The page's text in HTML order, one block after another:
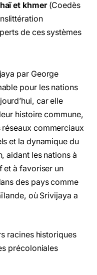
et khmer (Coedès
de ces systèmes
par George
pour les nations
car elle
histoire commune,
commerciaux
et la dynamique du
aidant les nations à
et à favoriser un
des pays comme
où Srivijaya a
racines historiques
précoloniales